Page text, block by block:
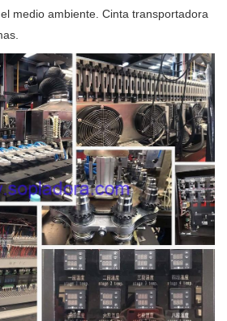
medio ambiente. Cinta transportadora